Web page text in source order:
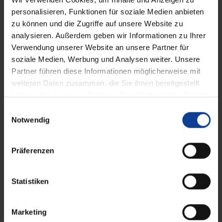
personalisieren, Funktionen für soziale Medien anbieten
zu können und die Zugriffe auf unsere Website zu
analysieren. Außerdem geben wir Informationen zu Ihrer
Verwendung unserer Website an unsere Partner für
soziale Medien, Werbung und Analysen weiter. Unsere
Partner führen diese Informationen möglicherweise mit
weiteren Daten zusammen, die Sie ihnen bereitgestellt
haben oder die sie im Rahmen Ihrer Nutzung der Dienste
Notwendig
Präferenzen
Statistiken
Marketing
Führung
Führungsschienen
Kasten
eckig, verschiedene Größen
Anwendungsbereich
Soltis B92, Glasfasergewebe, Textilgewebe
im Rauminneren an senkrechten Flächen